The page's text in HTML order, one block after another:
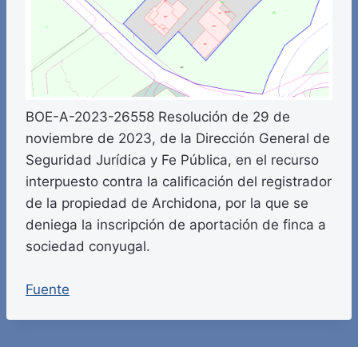
BOE-A-2023-26558 Resolución de 29 de
noviembre de 2023, de la Dirección General de
Seguridad Jurídica y Fe Pública, en el recurso
interpuesto contra la calificación del registrador
de la propiedad de Archidona, por la que se
deniega la inscripción de aportación de finca a
sociedad conyugal.
Fuente